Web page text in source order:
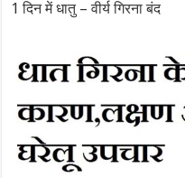
1 दिन में धातु – वीर्य गिरना बंद